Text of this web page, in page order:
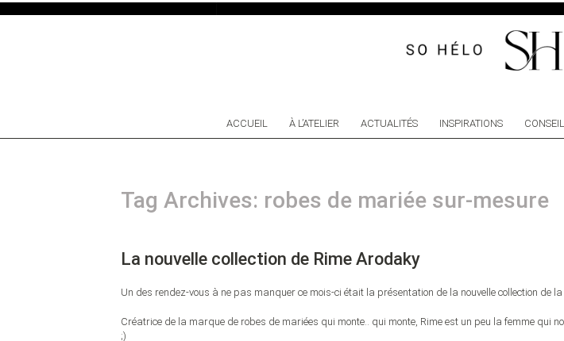
ACCUEIL À L’ATELIER ACTUALITÉS INSPIRATIONS
Tag Archives: robes de mariée sur-mesure
La nouvelle collection de Rime Arodaky
Un des rendez-vous à ne pas manquer ce mois-ci était la présentation de la nouvelle collection de la
Créatrice de la marque de robes de mariées qui monte.. qui monte, Rime est un peu la femme qui
;)